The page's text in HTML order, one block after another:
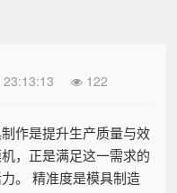
122
作是提升生产质量与效
，正是满足这一需求的
。 精准度是模具制造